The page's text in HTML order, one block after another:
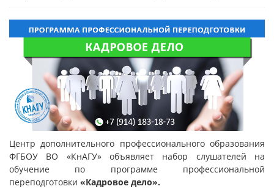
Центр дополнительного профессионального образования
ФГБОУ ВО «КнАГУ» объявляет набор слушателей на
обучение по программе профессиональной
переподготовки «Кадровое дело».